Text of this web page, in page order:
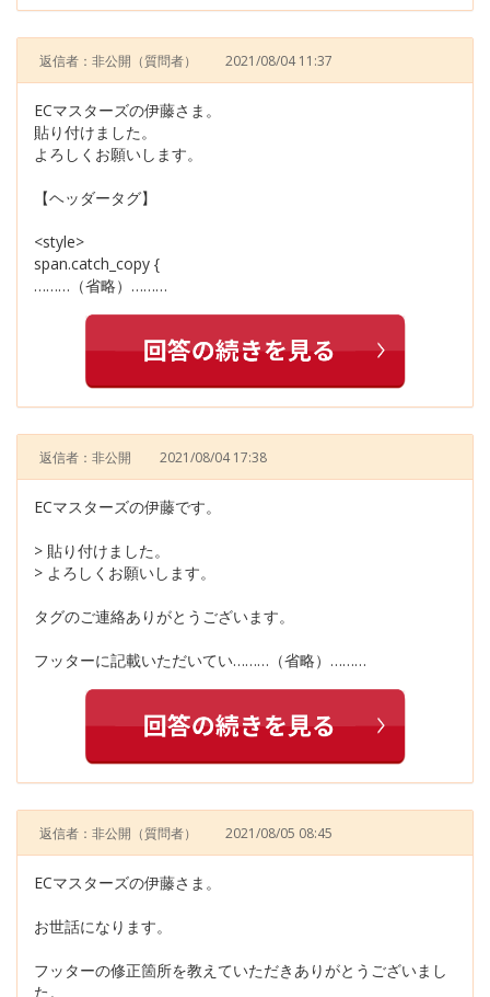
返信者：非公開 （質問者） 2021/08/04 11:37
ECマスターズの伊藤さま。
貼り付けました。
よろしくお願いします。
【ヘッダータグ】
<style>
span.catch_copy {
………（省略）………
返信者：非公開 2021/08/04 17:38
ECマスターズの伊藤です。
> 貼り付けました。
> よろしくお願いします。
タグのご連絡ありがとうございます。
フッターに記載いただいてい………（省略）………
返信者：非公開 （質問者） 2021/08/05 08:45
ECマスターズの伊藤さま。
お世話になります。
フッターの修正箇所を教えていただきありがとうございまし
た。